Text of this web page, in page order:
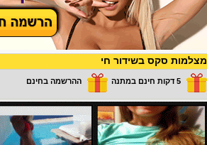
מצלמות סקס בשידור חי
5 דקות חינם במתנה ההרשמה בחינם